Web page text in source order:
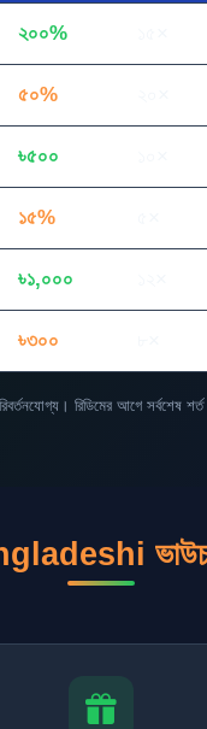
২০০%
৫০%
৳৫০০
১৫%
৳১,০০০
৳৩০০
রিডিমের আগে সর্বশেষ